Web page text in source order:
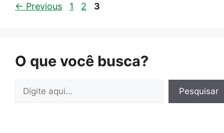
← Previous Page
1 Page
2 Page
3
O que você busca?
Pesquisar Pesquisar